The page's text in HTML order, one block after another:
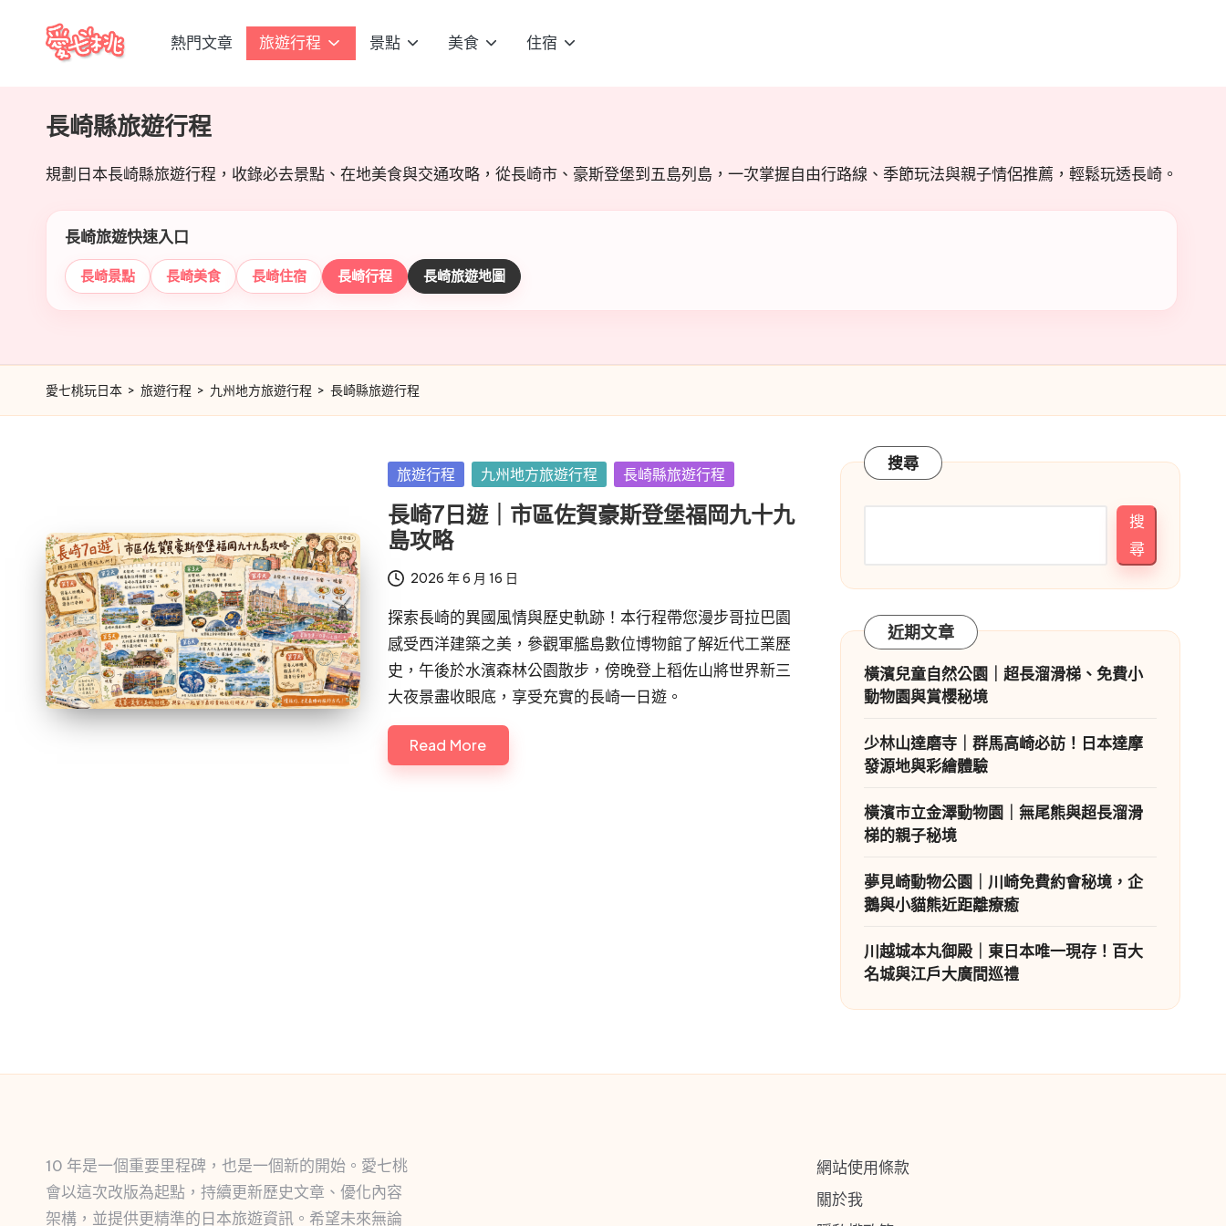
七
桃
玩
日
本
熱門文章 旅遊行程 景點 美食 住宿
長崎縣旅遊行程
規劃日本長崎縣旅遊行程，收錄必去景點、在地美食與交通攻略，從長崎市、豪斯登堡到五島列島，一次掌握自由行路線、季節玩法與親子情侶推薦，輕鬆玩透長崎。
長崎旅遊快速入口
長崎景點 長崎美食 長崎住宿 長崎行程 長崎旅遊地圖
愛七桃玩日本 > 旅遊行程 > 九州地方旅遊行程 > 長崎縣旅遊行程
Posted
旅遊行程 九州地方旅遊行程 長崎縣旅遊行程
長崎7日遊｜市區佐賀豪斯登堡福岡九十九
島攻略
2026 年 6 月 16 日
探索長崎的異國風情與歷史軌跡！本行程帶您漫步哥拉巴園
感受西洋建築之美，參觀軍艦島數位博物館了解近代工業歷
史，午後於水濱森林公園散步，傍晚登上稻佐山將世界新三
大夜景盡收眼底，享受充實的長崎一日遊。
Read More
搜尋
搜
尋
近期文章
橫濱兒童自然公園｜超長溜滑梯、免費小
動物園與賞櫻秘境
少林山達磨寺｜群馬高崎必訪！日本達摩
發源地與彩繪體驗
橫濱市立金澤動物園｜無尾熊與超長溜滑
梯的親子秘境
夢見崎動物公園｜川崎免費約會秘境，企
鵝與小貓熊近距離療癒
川越城本丸御殿｜東日本唯一現存！百大
名城與江戶大廣間巡禮
10 年是一個重要里程碑，也是一個新的開始。愛七桃
會以這次改版為起點，持續更新歷史文章、優化內容
架構，並提供更精準的日本旅遊資訊。希望未來無論
網站使用條款
關於我